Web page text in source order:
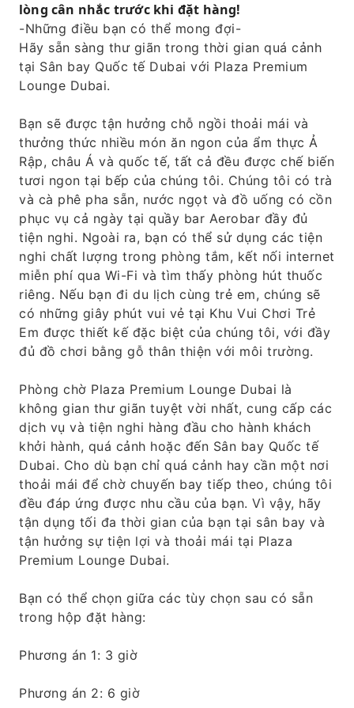
lòng cân nhắc trước khi đặt hàng!
-Những điều bạn có thể mong đợi-
Hãy sẵn sàng thư giãn trong thời gian quá cảnh
tại Sân bay Quốc tế Dubai với Plaza Premium
Lounge Dubai.
Bạn sẽ được tận hưởng chỗ ngồi thoải mái và
thưởng thức nhiều món ăn ngon của ẩm thực Ả
Rập, châu Á và quốc tế, tất cả đều được chế biến
tươi ngon tại bếp của chúng tôi. Chúng tôi có trà
và cà phê pha sẵn, nước ngọt và đồ uống có cồn
phục vụ cả ngày tại quầy bar Aerobar đầy đủ
tiện nghi. Ngoài ra, bạn có thể sử dụng các tiện
nghi chất lượng trong phòng tắm, kết nối internet
miễn phí qua Wi-Fi và tìm thấy phòng hút thuốc
riêng. Nếu bạn đi du lịch cùng trẻ em, chúng sẽ
có những giây phút vui vẻ tại Khu Vui Chơi Trẻ
Em được thiết kế đặc biệt của chúng tôi, với đầy
đủ đồ chơi bằng gỗ thân thiện với môi trường.
Phòng chờ Plaza Premium Lounge Dubai là
không gian thư giãn tuyệt vời nhất, cung cấp các
dịch vụ và tiện nghi hàng đầu cho hành khách
khởi hành, quá cảnh hoặc đến Sân bay Quốc tế
Dubai. Cho dù bạn chỉ quá cảnh hay cần một nơi
thoải mái để chờ chuyến bay tiếp theo, chúng tôi
đều đáp ứng được nhu cầu của bạn. Vì vậy, hãy
tận dụng tối đa thời gian của bạn tại sân bay và
tận hưởng sự tiện lợi và thoải mái tại Plaza
Premium Lounge Dubai.
Bạn có thể chọn giữa các tùy chọn sau có sẵn
trong hộp đặt hàng:
Phương án 1: 3 giờ
Phương án 2: 6 giờ